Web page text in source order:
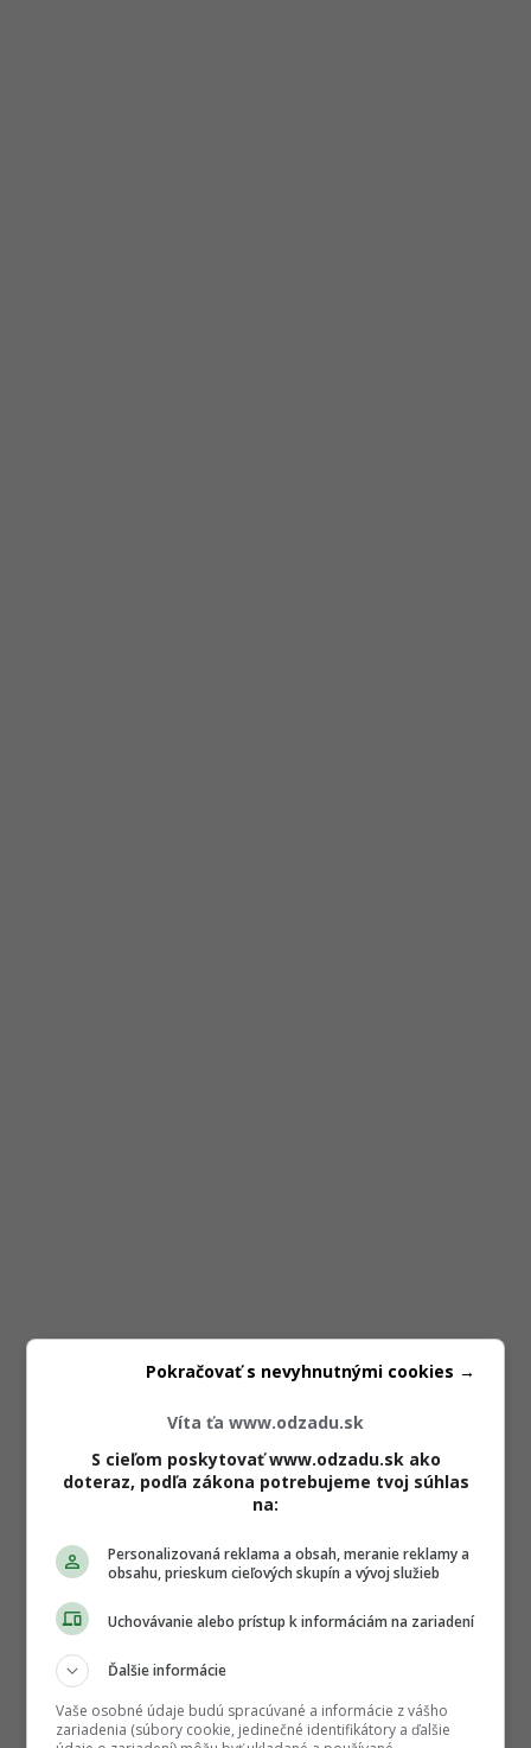
Víta ťa www.odzadu.sk
S cieľom poskytovať www.odzadu.sk ako
doteraz, podľa zákona potrebujeme tvoj súhlas
na:
Personalizovaná reklama a obsah, meranie reklamy a
obsahu, prieskum cieľových skupín a vývoj služieb
Uchovávanie alebo prístup k informáciám na zariadení
Ďalšie informácie
Vaše osobné údaje budú spracúvané a informácie z vášho
zariadenia (súbory cookie, jedinečné identifikátory a ďalšie
Pokračovať s nevyhnutnými cookies →